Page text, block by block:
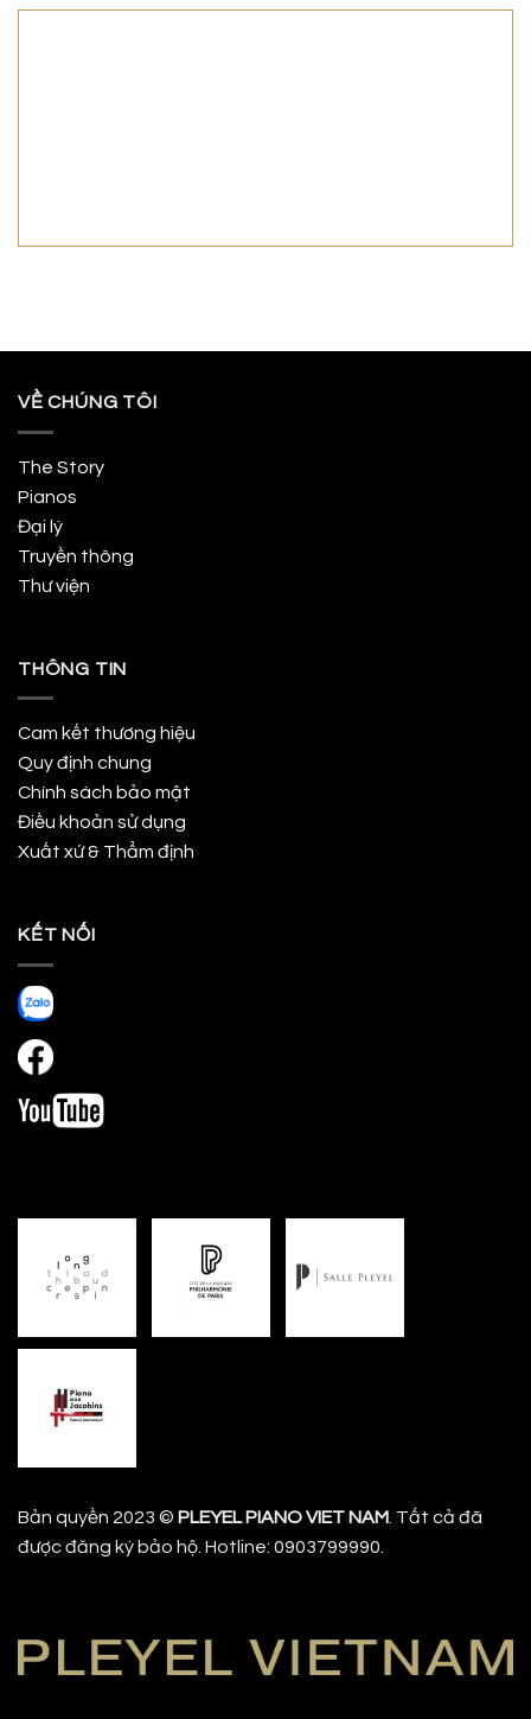
VỀ CHÚNG TÔI
The Story
Pianos
Đại lý
Truyền thông
Thư viện
THÔNG TIN
Cam kết thương hiệu
Quy định chung
Chính sách bảo mật
Điều khoản sử dụng
Xuất xứ & Thẩm định
KẾT NỐI
Bản quyền 2023 © PLEYEL PIANO VIET NAM. Tất cả đã
được đăng ký bảo hộ. Hotline: 0903799990.